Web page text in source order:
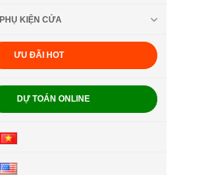
PHỤ KIỆN CỬA
ƯU ĐÃI HOT
DỰ TOÁN ONLINE